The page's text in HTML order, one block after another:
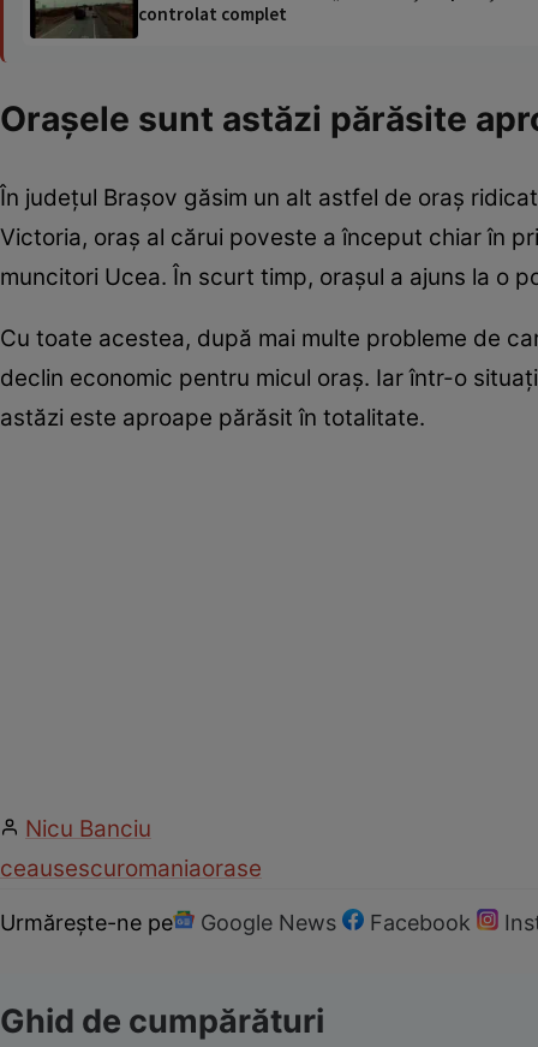
controlat complet
Orașele sunt astăzi părăsite
În județul Brașov găsim un alt astfel de oraș
Victoria, oraș al cărui poveste a început chiar în
muncitori Ucea. În scurt timp, orașul a ajuns la o
Cu toate acestea, după mai multe probleme de
declin economic pentru micul oraș. Iar într-o
astăzi este aproape părăsit în totalitate.
Nicu Banciu
ceausescuromaniaorase
Urmărește-ne pe Google News Facebook
Ghid de cumpărături